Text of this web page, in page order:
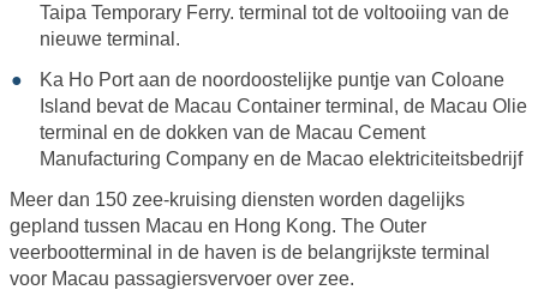
Taipa Temporary Ferry. terminal tot de voltooiing van de
nieuwe terminal.
Ka Ho Port aan de noordoostelijke puntje van Coloane
Island bevat de Macau Container terminal, de Macau Olie
terminal en de dokken van de Macau Cement
Manufacturing Company en de Macao elektriciteitsbedrijf
Meer dan 150 zee-kruising diensten worden dagelijks
gepland tussen Macau en Hong Kong. The Outer
veerbootterminal in de haven is de belangrijkste terminal
voor Macau passagiersvervoer over zee.